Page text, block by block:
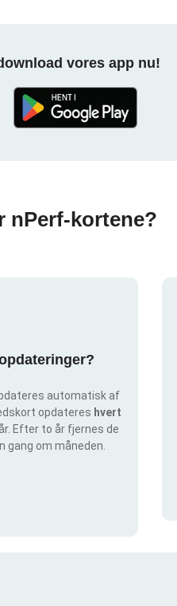
vores app nu!
nPerf-kortene?
automatisk af
opdateres hvert
Efter to år fjernes de
om måneden.